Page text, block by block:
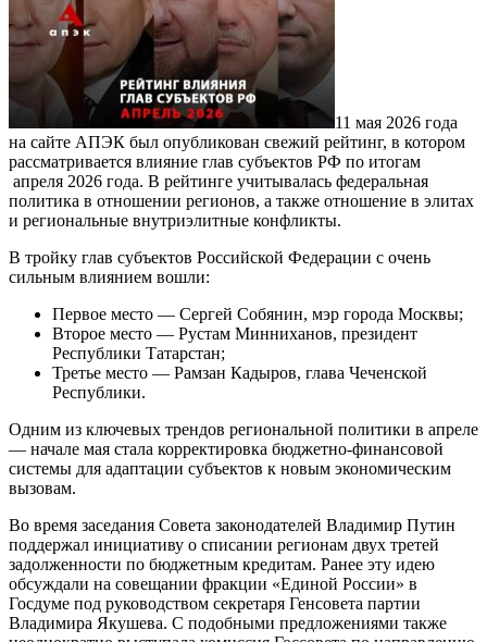
11 мая 2026 года
на сайте АПЭК был опубликован свежий рейтинг, в котором
рассматривается влияние глав субъектов РФ по итогам
апреля 2026 года. В рейтинге учитывалась федеральная
политика в отношении регионов, а также отношение в элитах
и региональные внутриэлитные конфликты.
В тройку глав субъектов Российской Федерации с очень
сильным влиянием вошли:
Первое место — Сергей Собянин, мэр города Москвы;
Второе место — Рустам Минниханов, президент
Республики Татарстан;
Третье место — Рамзан Кадыров, глава Чеченской
Республики.
Одним из ключевых трендов региональной политики в апреле
— начале мая стала корректировка бюджетно-финансовой
системы для адаптации субъектов к новым экономическим
вызовам.
Во время заседания Совета законодателей Владимир Путин
поддержал инициативу о списании регионам двух третей
задолженности по бюджетным кредитам. Ранее эту идею
обсуждали на совещании фракции «Единой России» в
Госдуме под руководством секретаря Генсовета партии
Владимира Якушева. С подобными предложениями также